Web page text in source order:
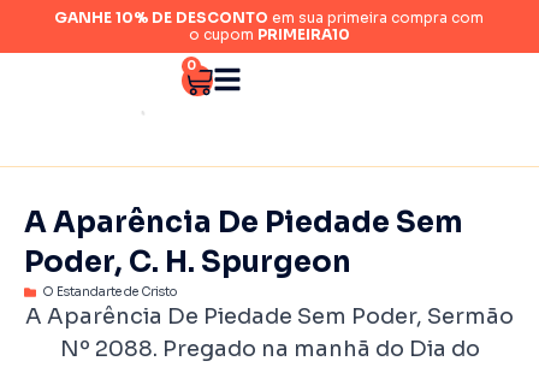
GANHE 10% DE DESCONTO em sua primeira compra com
o cupom PRIMEIRA10
0
A Aparência De Piedade Sem
Poder, C. H. Spurgeon
O Estandarte de Cristo
A Aparência De Piedade Sem Poder, Sermão
Nº 2088. Pregado na manhã do Dia do